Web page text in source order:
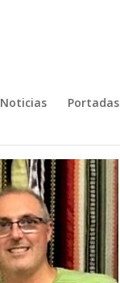
Noticias Portadas